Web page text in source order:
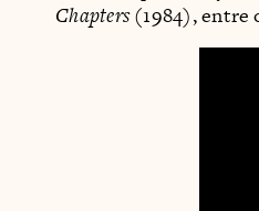
Chapters(1984), entre